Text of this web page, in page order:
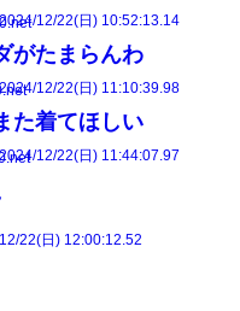
12/22(日) 10:52:13.14
がたまらんわ
12/22(日) 11:10:39.98
た着てほしい
12/22(日) 11:44:07.97
22(日) 12:00:12.52